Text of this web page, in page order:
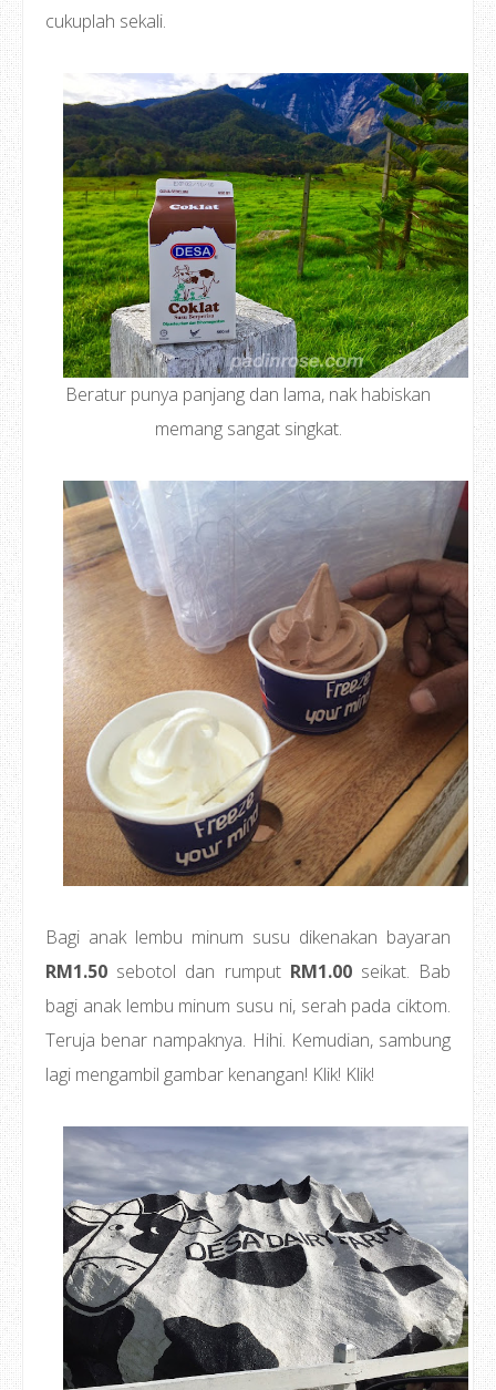
cukuplah sekali.
Beratur punya panjang dan lama, nak habiskan
memang sangat singkat.
Bagi anak lembu minum susu dikenakan bayaran
RM1.50 sebotol dan rumput RM1.00seikat. Bab
bagi anak lembu minum susu ni, serah pada ciktom.
Teruja benar nampaknya. Hihi. Kemudian, sambung
lagi mengambil gambar kenangan! Klik! Klik!